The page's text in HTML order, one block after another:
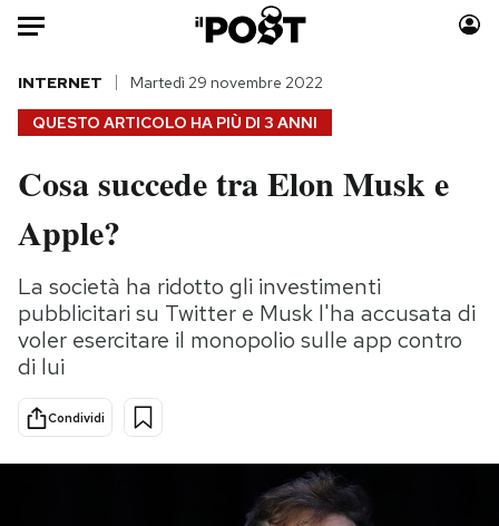
Auto
HOME
Italia
Politica
Tecnologia
Internet
Scienza
Economia
Moda
Storie/Idee
Ok Boomer!
Media
QUESTO ARTICOLO HA PIÙ DI 3 ANNI
INTERNET Martedì 29 novembre 2022
Cosa succede tra Elon Musk e
Apple?
La società ha ridotto gli investimenti
pubblicitari su Twitter e Musk l'ha accusata di
voler esercitare il monopolio sulle app contro
di lui
Condividi